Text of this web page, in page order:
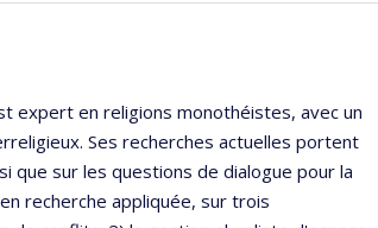
expert en religions monothéistes, avec un
Ses recherches actuelles portent
que sur les questions de dialogue pour la
recherche appliquée, sur trois